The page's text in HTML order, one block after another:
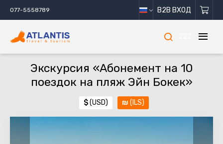
077-5558789 B2B ВХОД
Экскурсия «Абонемент на 10
поездок на пляж Эйн Бокек»
$(USD) ₪ (ILS)